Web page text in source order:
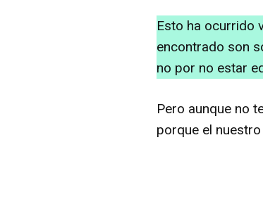
Esto ha ocurrido
encontrado son
no por no estar
Pero aunque no
porque el